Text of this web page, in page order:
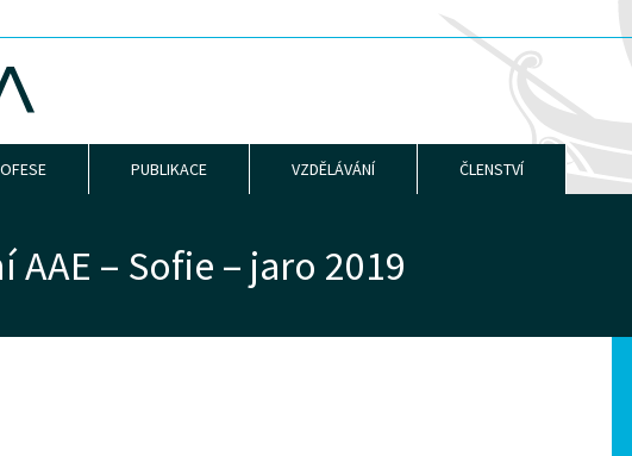
PUBLIKACE VZDĚLÁVÁNÍ ČLENSTVÍ
– Sofie – jaro 2019